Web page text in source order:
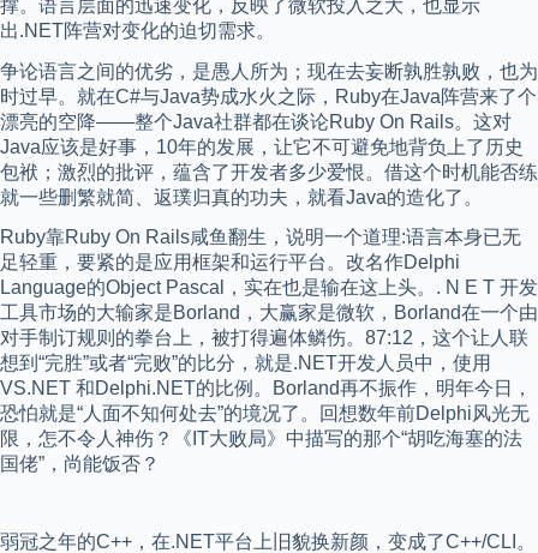
撑。语言层面的迅速变化，反映了微软投入之大，也显示
出.NET阵营对变化的迫切需求。
争论语言之间的优劣，是愚人所为；现在去妄断孰胜孰败，也为
时过早。就在C#与Java势成水火之际，Ruby在Java阵营来了个
漂亮的空降——整个Java社群都在谈论Ruby On Rails。这对
Java应该是好事，10年的发展，让它不可避免地背负上了历史
包袱；激烈的批评，蕴含了开发者多少爱恨。借这个时机能否练
就一些删繁就简、返璞归真的功夫，就看Java的造化了。
Ruby靠Ruby On Rails咸鱼翻生，说明一个道理:语言本身已无
足轻重，要紧的是应用框架和运行平台。改名作Delphi
Language的Object Pascal，实在也是输在这上头。. N E T 开发
工具市场的大输家是Borland，大赢家是微软，Borland在一个由
对手制订规则的拳台上，被打得遍体鳞伤。87:12，这个让人联
想到“完胜”或者“完败”的比分，就是.NET开发人员中，使用
VS.NET 和Delphi.NET的比例。Borland再不振作，明年今日，
恐怕就是“人面不知何处去”的境况了。回想数年前Delphi风光无
限，怎不令人神伤？《IT大败局》中描写的那个“胡吃海塞的法
国佬”，尚能饭否？
弱冠之年的C++，在.NET平台上旧貌换新颜，变成了C++/CLI。